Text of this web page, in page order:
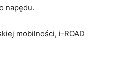
napędu.
mobilności, i-ROAD